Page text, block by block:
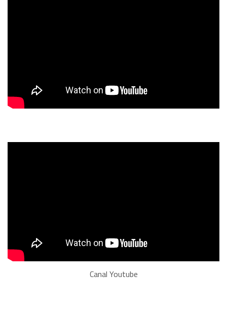
Canal Youtube